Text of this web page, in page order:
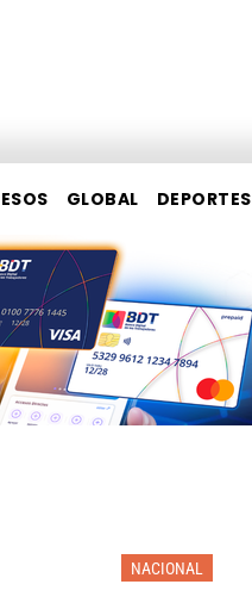
GLOBAL DEPORTES
NACIONAL